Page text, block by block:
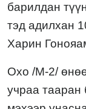
барилдан
тэд адилхан
Харин
Охо /М-2/
учраа тааран